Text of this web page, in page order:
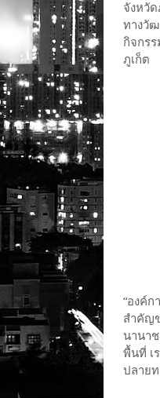
จังหวั
ทางวั
กิจกร
ภูเก็ต
“องค์ก
สำคัญ
นานา
พื้นที่ เ
ปลาย